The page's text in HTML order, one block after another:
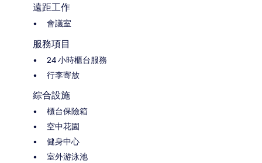
遠距工作
會議室
服務項目
24 小時櫃台服務
行李寄放
綜合設施
櫃台保險箱
空中花園
健身中心
室外游泳池